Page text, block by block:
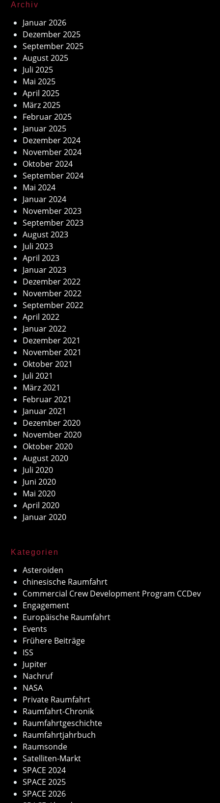
Archiv
Januar 2026
Dezember 2025
September 2025
August 2025
Juli 2025
Mai 2025
April 2025
März 2025
Februar 2025
Januar 2025
Dezember 2024
November 2024
Oktober 2024
September 2024
Mai 2024
Januar 2024
November 2023
September 2023
August 2023
Juli 2023
April 2023
Januar 2023
Dezember 2022
November 2022
September 2022
April 2022
Januar 2022
Dezember 2021
November 2021
Oktober 2021
Juli 2021
März 2021
Februar 2021
Januar 2021
Dezember 2020
November 2020
Oktober 2020
August 2020
Juli 2020
Juni 2020
Mai 2020
April 2020
Januar 2020
Kategorien
Asteroiden
chinesische Raumfahrt
Commercial Crew Development Program CCDev
Engagement
Europäische Raumfahrt
Events
Frühere Beiträge
ISS
Jupiter
Nachruf
NASA
Private Raumfahrt
Raumfahrt-Chronik
Raumfahrtgeschichte
Raumfahrtjahrbuch
Raumsonde
Satelliten-Markt
SPACE 2024
SPACE 2025
SPACE 2026